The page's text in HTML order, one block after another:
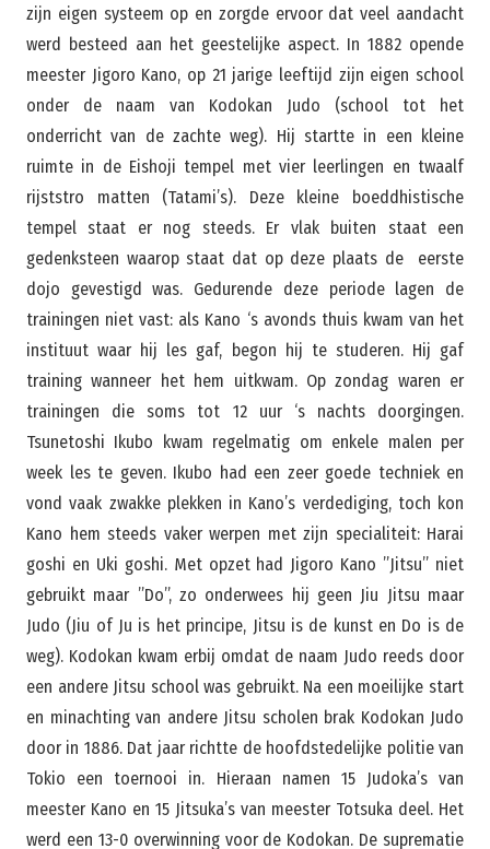
zijn eigen systeem op en zorgde ervoor dat veel aandacht
werd besteed aan het geestelijke aspect. In 1882 opende
meester Jigoro Kano, op 21 jarige leeftijd zijn eigen school
onder de naam van Kodokan Judo (school tot het
onderricht van de zachte weg). Hij startte in een kleine
ruimte in de Eishoji tempel met vier leerlingen en twaalf
rijststro matten (Tatami’s). Deze kleine boeddhistische
tempel staat er nog steeds. Er vlak buiten staat een
gedenksteen waarop staat dat op deze plaats de eerste
dojo gevestigd was. Gedurende deze periode lagen de
trainingen niet vast: als Kano ‘s avonds thuis kwam van het
instituut waar hij les gaf, begon hij te studeren. Hij gaf
training wanneer het hem uitkwam. Op zondag waren er
trainingen die soms tot 12 uur ‘s nachts doorgingen.
Tsunetoshi Ikubo kwam regelmatig om enkele malen per
week les te geven. Ikubo had een zeer goede techniek en
vond vaak zwakke plekken in Kano’s verdediging, toch kon
Kano hem steeds vaker werpen met zijn specialiteit: Harai
goshi en Uki goshi. Met opzet had Jigoro Kano ”Jitsu” niet
gebruikt maar ”Do”, zo onderwees hij geen Jiu Jitsu maar
Judo (Jiu of Ju is het principe, Jitsu is de kunst en Do is de
weg). Kodokan kwam erbij omdat de naam Judo reeds door
een andere Jitsu school was gebruikt. Na een moeilijke start
en minachting van andere Jitsu scholen brak Kodokan Judo
door in 1886. Dat jaar richtte de hoofdstedelijke politie van
Tokio een toernooi in. Hieraan namen 15 Judoka’s van
meester Kano en 15 Jitsuka’s van meester Totsuka deel. Het
werd een 13-0 overwinning voor de Kodokan. De suprematie